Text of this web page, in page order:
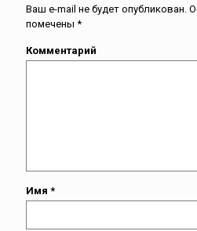
Ваш e-mail не будет опубликован.
помечены *
Комментарий
Имя *